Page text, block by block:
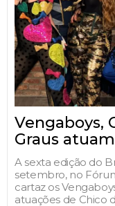
Vengaboys,
Graus
A sexta edição do
setembro, no
cartaz os
atuações de Chico